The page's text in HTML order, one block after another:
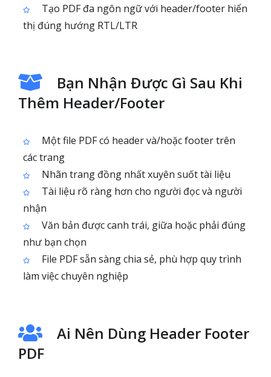
Tạo PDF đa ngôn ngữ với header/footer hiển
thị đúng hướng RTL/LTR
Bạn Nhận Được Gì Sau Khi
Thêm Header/Footer
Một file PDF có header và/hoặc footer trên
các trang
Nhãn trang đồng nhất xuyên suốt tài liệu
Tài liệu rõ ràng hơn cho người đọc và người
nhận
Văn bản được canh trái, giữa hoặc phải đúng
như bạn chọn
File PDF sẵn sàng chia sẻ, phù hợp quy trình
làm việc chuyên nghiệp
Ai Nên Dùng Header Footer
PDF